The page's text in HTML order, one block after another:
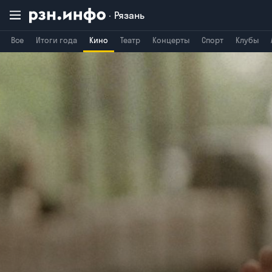
Рязань
Все Итоги года Кино Театр Концерты Спорт Клубы